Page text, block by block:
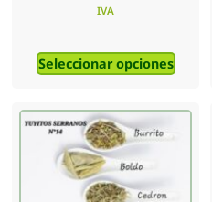
IVA
Seleccionar opciones